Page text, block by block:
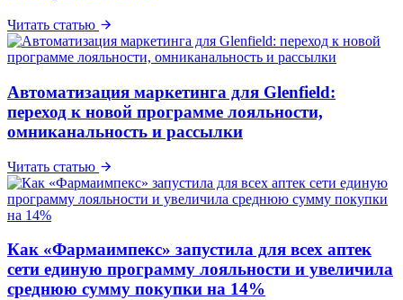
Читать статью
Автоматизация маркетинга для Glenfield:
переход к новой программе лояльности,
омниканальность и рассылки
Читать статью
Как «Фармаимпекс» запустила для всех аптек
сети единую программу лояльности и увеличила
среднюю сумму покупки на 14%